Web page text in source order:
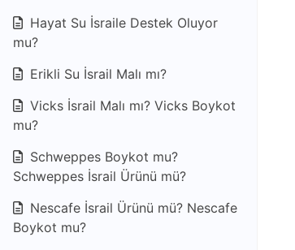
Hayat Su İsraile Destek Oluyor
mu?
Erikli Su İsrail Malı mı?
Vicks İsrail Malı mı? Vicks Boykot
mu?
Schweppes Boykot mu?
Schweppes İsrail Ürünü mü?
Nescafe İsrail Ürünü mü? Nescafe
Boykot mu?